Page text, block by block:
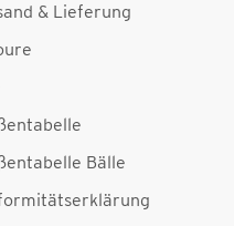
& Lieferung
Bälle